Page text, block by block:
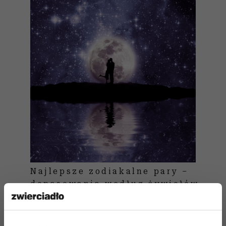
Najlepsze zodiakalne pary –
dopasowania według żywiołów